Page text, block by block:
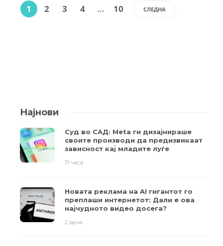
1 2 3 4 … 10 СЛЕДНА
Најнови
Суд во САД: Meta ги дизајнираше
своите производи да предизвикаат
зависност кај младите луѓе
17 часа
Новата реклама на AI гигантот го
преплаши интернетот: Дали е ова
најчудното видео досега?
2 дена